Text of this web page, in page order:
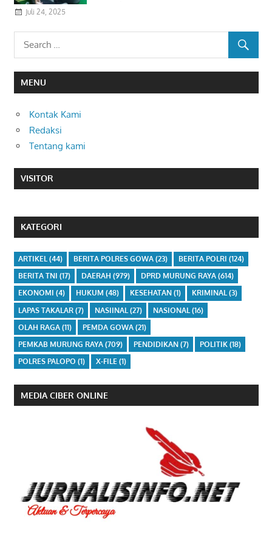
Juli 24, 2025
MENU
Kontak Kami
Redaksi
Tentang kami
VISITOR
KATEGORI
ARTIKEL(44) BERITA POLRES GOWA(23) BERITA POLRI (124)
BERITA TNI (17) DAERAH (979) DPRD MURUNG RAYA(614)
EKONOMI (4) HUKUM (48) KESEHATAN(1) KRIMINAL(3)
LAPAS TAKALAR(7) NASIINAL (27) NASIONAL (16)
OLAH RAGA(11) PEMDA GOWA(21)
PEMKAB MURUNG RAYA(709) PENDIDIKAN(7) POLITIK(18)
POLRES PALOPO (1) X-FILE(1)
MEDIA CIBER ONLINE